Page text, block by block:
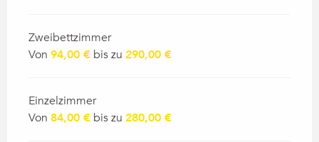
Zweibettzimmer
Von 94,00 € bis zu 290,00 €
Einzelzimmer
Von 84,00 € bis zu 280,00 €